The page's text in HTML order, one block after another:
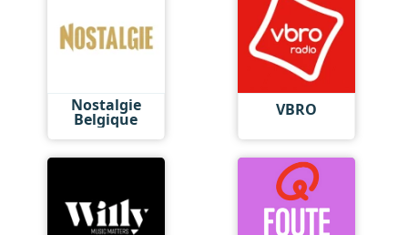
Nostalgie
Belgique VBRO